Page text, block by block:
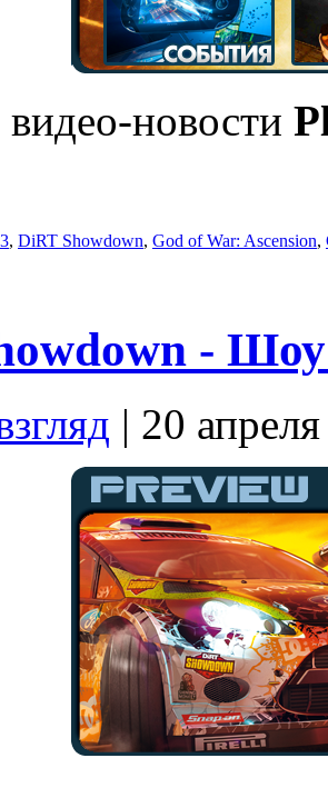
новости
, DiRT Showdown, God of War: Ascension,
-
| 20